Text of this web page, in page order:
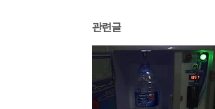
관련글